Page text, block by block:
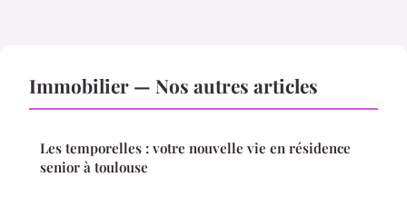
Immobilier — Nos autres articles
Les temporelles : votre nouvelle vie en résidence
senior à toulouse